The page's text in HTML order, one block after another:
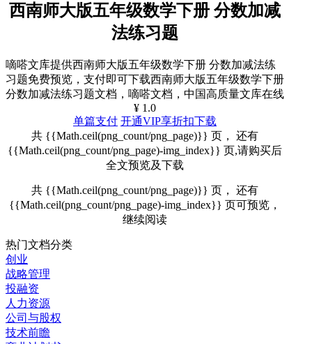
西南师大版五年级数学下册 分数加减
法练习题
嘀嗒文库提供西南师大版五年级数学下册 分数加减法练
习题免费预览，支付即可下载西南师大版五年级数学下册
分数加减法练习题文档，嘀嗒文档，中国高质量文库在线
¥ 1.0
单篇支付 开通VIP享折扣下载
共 {{Math.ceil(png_count/png_page)}} 页， 还有
{{Math.ceil(png_count/png_page)-img_index}} 页,请购买后
全文预览及下载
共 {{Math.ceil(png_count/png_page)}} 页， 还有
{{Math.ceil(png_count/png_page)-img_index}} 页可预览，
继续阅读
热门文档分类
创业
战略管理
投融资
人力资源
公司与股权
技术前瞻